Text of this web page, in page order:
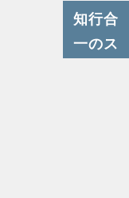
知行合
一のス